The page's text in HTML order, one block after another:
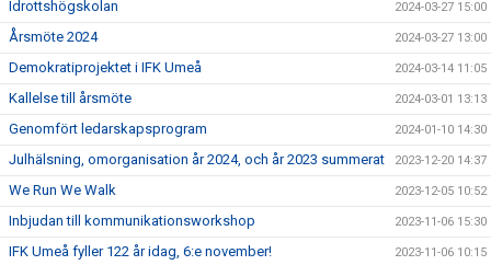
Idrottshögskolan 2024-03-27 15:00
Årsmöte 2024 2024-03-27 13:00
Demokratiprojektet i IFK Umeå 2024-03-14 11:05
Kallelse till årsmöte 2024-03-01 13:13
Genomfört ledarskapsprogram 2024-01-10 14:30
Julhälsning, omorganisation år 2024, och år 2023 summerat 2023-12-20 14:37
We Run We Walk 2023-12-05 10:52
Inbjudan till kommunikationsworkshop 2023-11-06 15:30
IFK Umeå fyller 122 år idag, 6:e november! 2023-11-06 10:15